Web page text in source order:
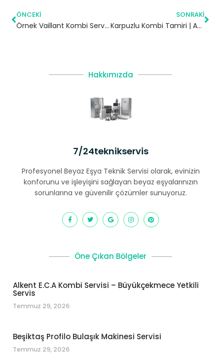
ÖNCEKI
Örnek Vaillant Kombi Servisi – Ataşehir Yetkili Servis
SONRAKI
Karpuzlu Kombi Tamiri | Aydın
Hakkımızda
7/24teknikservis
Profesyonel Beyaz Eşya Teknik Servisi olarak, evinizin
konforunu ve işleyişini sağlayan beyaz eşyalarınızın
sorunlarına ve güvenilir çözümler sunuyoruz.
Öne Çıkan Bölgeler
Alkent E.C.A Kombi Servisi – Büyükçekmece Yetkili
Servis
Temmuz 29, 2026
Beşiktaş Profilo Bulaşık Makinesi Servisi
Temmuz 29, 2026